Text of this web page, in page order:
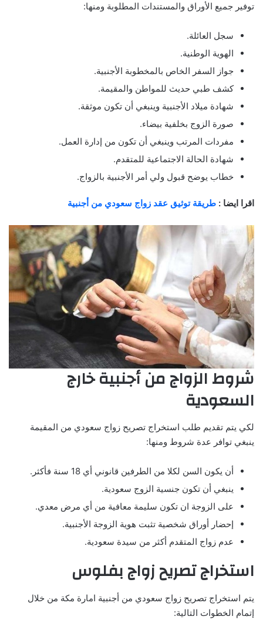
توفير جميع الأوراق والمستندات المطلوبة ومنها:
سجل العائلة.
الهوية الوطنية.
جواز السفر الخاص بالمخطوبة الأجنبية.
كشف طبي حديث للمواطن والمقيمة.
شهادة ميلاد الأجنبية وينبغي أن تكون موثقة.
صورة الزوج بخلفية بيضاء.
مفردات المرتب وينبغي أن تكون من إدارة العمل.
شهادة الحالة الاجتماعية للمتقدم.
خطاب يوضح قبول ولي أمر الأجنبية بالزواج.
اقرا ايضا : طريقة توثيق عقد زواج سعودي من أجنبية
شروط الزواج من أجنبية خارج
السعودية
لكي يتم تقديم طلب استخراج تصريح زواج سعودي من المقيمة
ينبغي توافر عدة شروط ومنها:
أن يكون السن لكلا من الطرفين قانوني أي 18 سنة فأكثر.
ينبغي أن تكون جنسية الزوج سعودية.
على الزوجة ان تكون سليمة معافية من أي مرض معدي.
إحضار أوراق شخصية تثبت هوية الزوجة الأجنبية.
عدم زواج المتقدم أكثر من سيدة سعودية.
استخراج تصريح زواج بفلوس
يتم استخراج تصريح زواج سعودي من أجنبية امارة مكة من خلال
إتمام الخطوات التالية: